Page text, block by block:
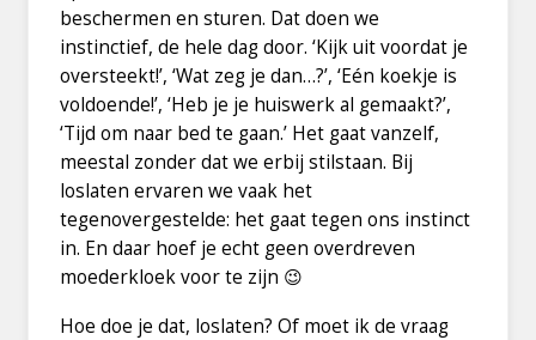
beschermen en sturen. Dat doen we
instinctief, de hele dag door. ‘Kijk uit voordat je
oversteekt!’, ‘Wat zeg je dan…?’, ‘Eén koekje is
voldoende!’, ‘Heb je je huiswerk al gemaakt?’,
‘Tijd om naar bed te gaan.’ Het gaat vanzelf,
meestal zonder dat we erbij stilstaan. Bij
loslaten ervaren we vaak het
tegenovergestelde: het gaat tegen ons instinct
in. En daar hoef je echt geen overdreven
moederkloek voor te zijn 😉
Hoe doe je dat, loslaten? Of moet ik de vraag